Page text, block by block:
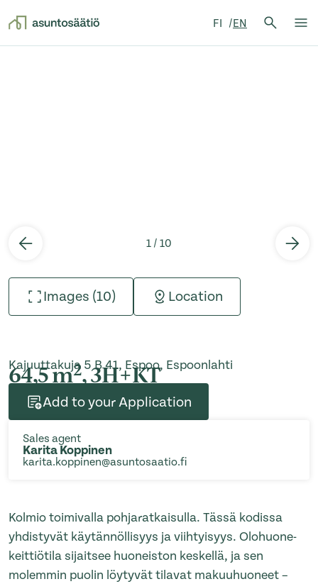
FI EN
Search
1 / 10
Images (10) Location
Kajuuttakuja 5 B 41, Espoo, Espoonlahti
64,5 m2, 3H+KT
Add to your Application
Sales agent
Karita Koppinen
karita.koppinen@asuntosaatio.fi
Kolmio toimivalla pohjaratkaisulla. Tässä kodissa
yhdistyvät käytännöllisyys ja viihtyisyys. Olohuone-
keittiötila sijaitsee huoneiston keskellä, ja sen
molemmin puolin löytyvät tilavat makuuhuoneet –